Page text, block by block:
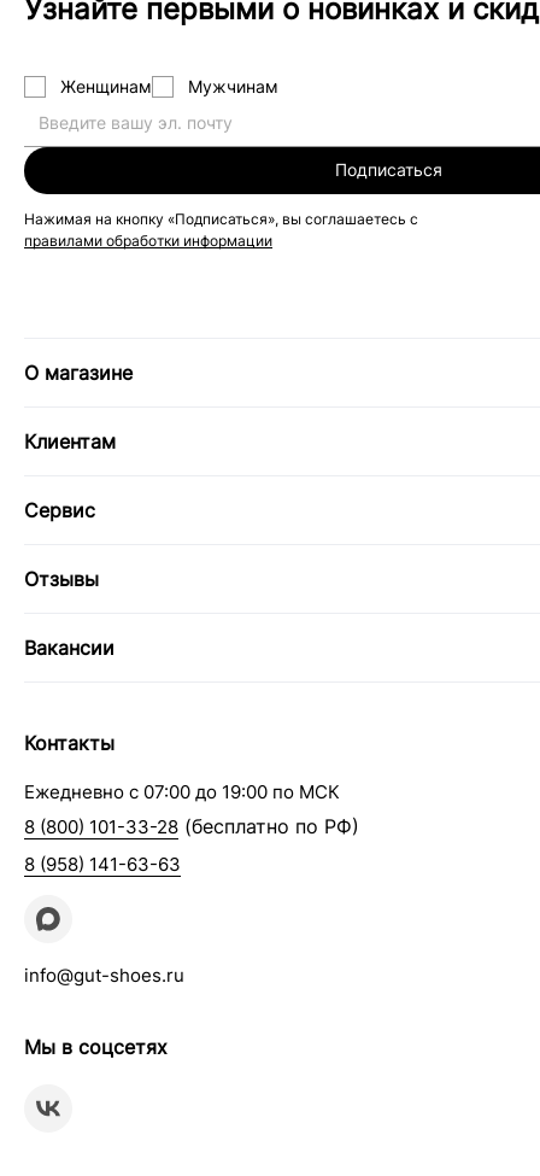
Узнайте первыми о новинках и
Женщинам Мужчинам
Подписаться
Нажимая на кнопку «Подписаться», вы соглашаетесь с
правилами обработки информации
О магазине
Клиентам
Сервис
Отзывы
Вакансии
Контакты
Ежедневно с 07:00 до 19:00 по МСК
8 (800) 101-33-28 (бесплатно по РФ)
8 (958) 141-63-63
info@gut-shoes.ru
Мы в соцсетях